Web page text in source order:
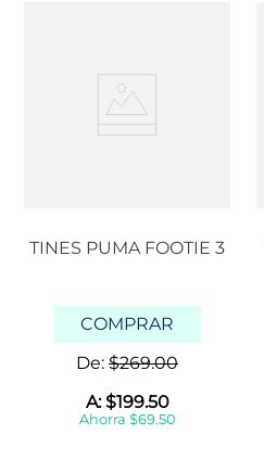
TINES PUMA FOOTIE 3
COMPRAR
De: $269.00
A:$199.50
Ahorra $69.50